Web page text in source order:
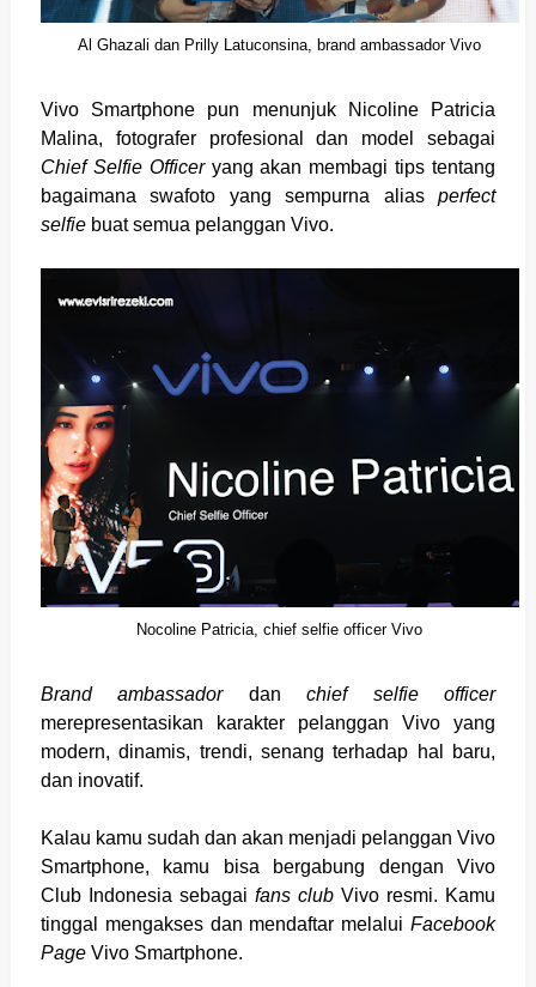
Al Ghazali dan Prilly Latuconsina, brand ambassador Vivo
Vivo Smartphone pun menunjuk Nicoline Patricia
Malina, fotografer profesional dan model sebagai
Chief Selfie Officeryang akan membagi tips tentang
bagaimana swafoto yang sempurna aliasperfect
selfiebuat semua pelanggan Vivo.
Nocoline Patricia, chief selfie officer Vivo
Brand ambassadordanchief selfie officer
merepresentasikan karakter pelanggan Vivo yang
modern, dinamis, trendi, senang terhadap hal baru,
dan inovatif.
Kalau kamu sudah dan akan menjadi pelanggan Vivo
Smartphone, kamu bisa bergabung dengan Vivo
Club Indonesia sebagai fans club Vivo resmi. Kamu
tinggal mengakses dan mendaftar melaluiFacebook
PageVivo Smartphone.